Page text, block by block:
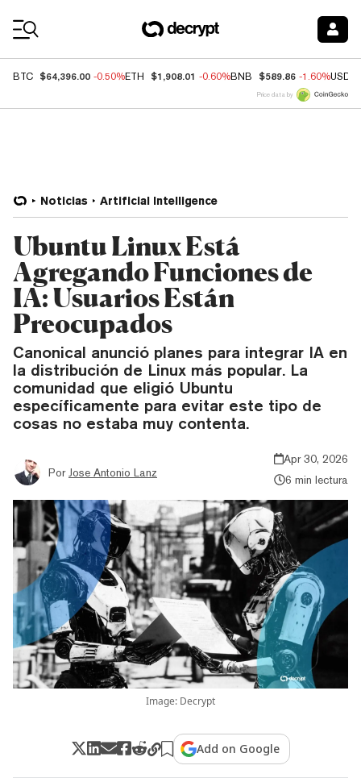
BTC $64,396.00 -0.50%ETH $1,908.01 -0.60%BNB $589.86 -1.60%USDC
Price data by
Noticias Artificial Intelligence
Ubuntu Linux Está
Agregando Funciones de
IA: Usuarios Están
Preocupados
Canonical anunció planes para integrar IA en
la distribución de Linux más popular. La
comunidad que eligió Ubuntu
específicamente para evitar este tipo de
cosas no estaba muy contenta.
Por Jose Antonio Lanz
Apr 30, 2026
6 min lectura
Image: Decrypt
Add on Google